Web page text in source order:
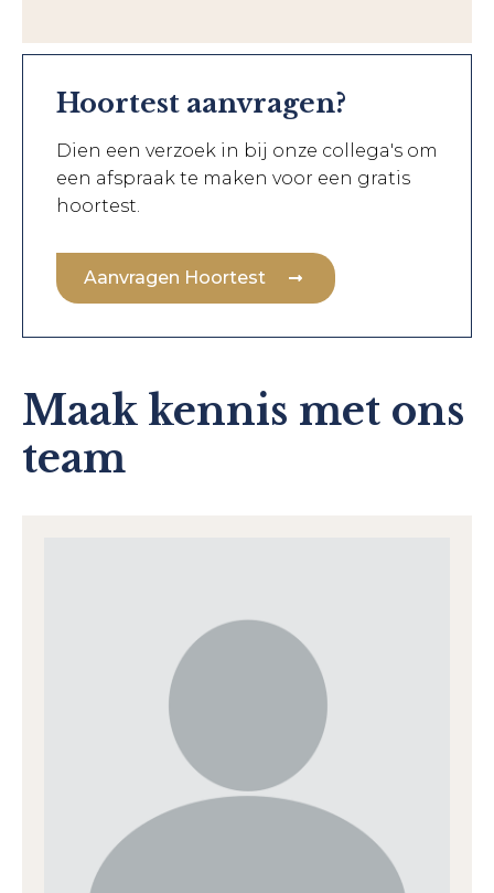
Hoortest aanvragen?
Dien een verzoek in bij onze collega's om
een afspraak te maken voor een gratis
hoortest.
Aanvragen Hoortest
Maak kennis met ons
team